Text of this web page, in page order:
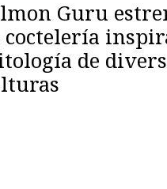
Guru
coctelería
de